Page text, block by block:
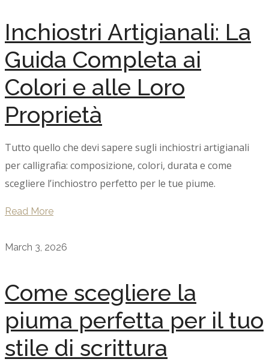
Inchiostri Artigianali: La
Guida Completa ai
Colori e alle Loro
Proprietà
Tutto quello che devi sapere sugli inchiostri artigianali
per calligrafia: composizione, colori, durata e come
scegliere l’inchiostro perfetto per le tue piume.
Read More
March 3, 2026
Come scegliere la
piuma perfetta per il tuo
stile di scrittura